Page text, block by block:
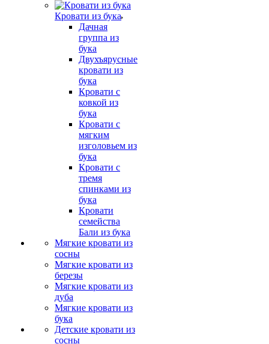
Кровати из бука
Дачная
группа из
бука
Двухъярусные
кровати из
бука
Кровати с
ковкой из
бука
Кровати с
мягким
изголовьем из
бука
Кровати с
тремя
спинками из
бука
Кровати
семейства
Бали из бука
Мягкие кровати из
сосны
Мягкие кровати из
березы
Мягкие кровати из
дуба
Мягкие кровати из
бука
Детские кровати из
сосны